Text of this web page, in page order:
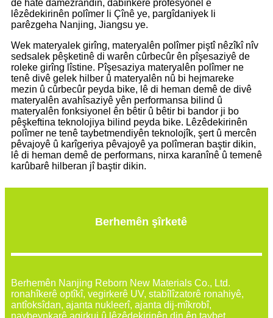
de hate damezrandin, dabînkerê profesyonel ê
lêzêdekirinên polîmer li Çînê ye, pargîdaniyek li
parêzgeha Nanjing, Jiangsu ye.
Wek materyalek girîng, materyalên polîmer piştî nêzîkî nîv
sedsalek pêşketinê di warên cûrbecûr ên pîşesaziyê de
roleke girîng lîstine. Pîşesaziya materyalên polîmer ne
tenê divê gelek hilber û materyalên nû bi hejmareke
mezin û cûrbecûr peyda bike, lê di heman demê de divê
materyalên avahîsaziyê yên performansa bilind û
materyalên fonksiyonel ên bêtir û bêtir bi bandor ji bo
pêşkeftina teknolojiya bilind peyda bike. Lêzêdekirinên
polîmer ne tenê taybetmendiyên teknolojîk, şert û mercên
pêvajoyê û karîgeriya pêvajoyê ya polîmeran baştir dikin,
lê di heman demê de performans, nirxa karanînê û temenê
karûbarê hilberan jî baştir dikin.
Berhemên şîrketê
Berhemên Nanjing Reborn New Materials Co., Ltd.
ronahîkerê optîkî, vegirkerê UV, stabîlîzatorê ronahiyê,
antîoksîdan, ajanta nukleerî, ajanta dij-mîkrobî,
navbeynkarê agirkuj û lêzêdekirinên din ên taybet